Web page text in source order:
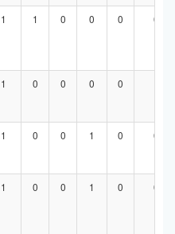
1 1 0 0 0 0
1 0 0 0 0
1 0 0 1 0 0
1 0 0 1 0 0